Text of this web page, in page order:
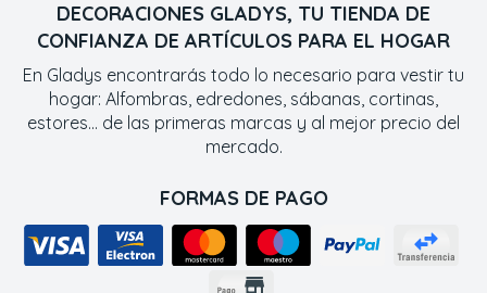
DECORACIONES GLADYS, TU TIENDA DE
CONFIANZA DE ARTÍCULOS PARA EL HOGAR
En Gladys encontrarás todo lo necesario para vestir tu
hogar: Alfombras, edredones, sábanas, cortinas,
estores... de las primeras marcas y al mejor precio del
mercado.
FORMAS DE PAGO